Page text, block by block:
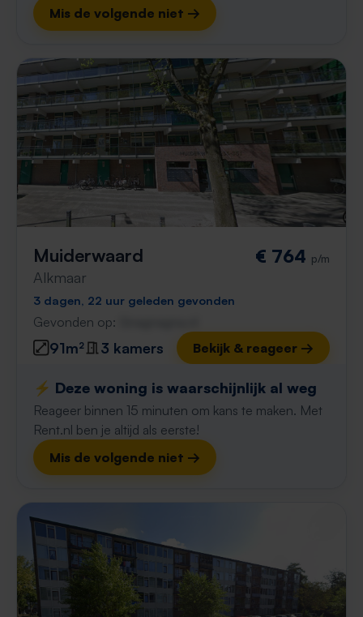
Mis de volgende niet →
Muiderwaard
Alkmaar
€ 764 p/m
3 dagen, 22 uur geleden gevonden
Gevonden op:
91m² 3 kamers Bekijk & reageer →
⚡️ Deze woning is waarschijnlijk al weg
Reageer binnen 15 minuten om kans te maken. Met
Rent.nl ben je altijd als eerste!
Mis de volgende niet →